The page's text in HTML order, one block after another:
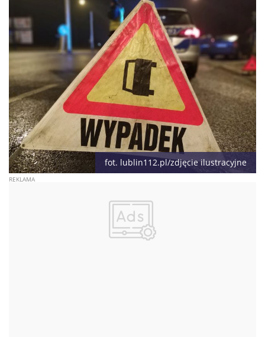
fot. lublin112.pl/zdjęcie ilustracyjne